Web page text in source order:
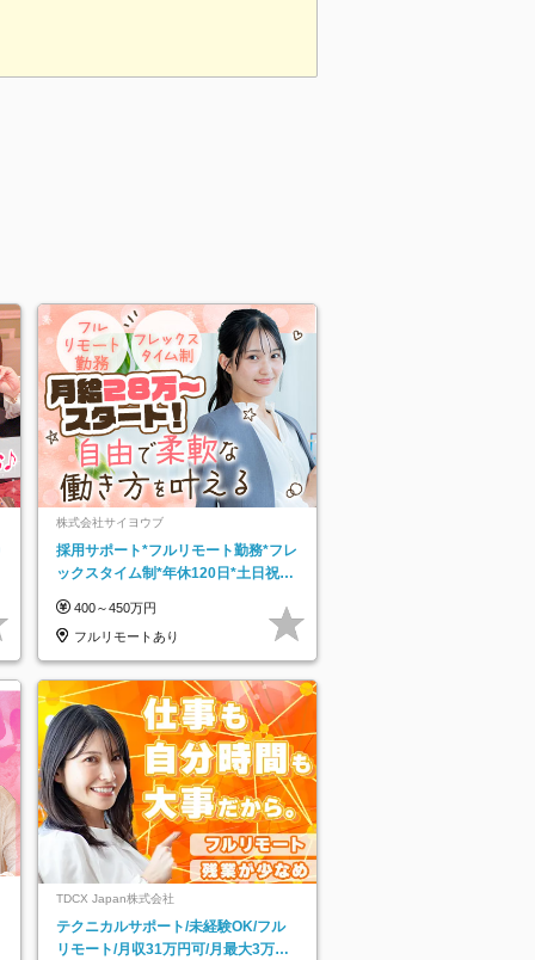
株式会社サイヨウブ
採用サポート*フルリモート勤務*フレ
ックスタイム制*年休120日*土日祝休
400～450万円
フルリモートあり
TDCX Japan株式会社
テクニカルサポート/未経験OK/フル
リモート/月収31万円可/月最大3万の